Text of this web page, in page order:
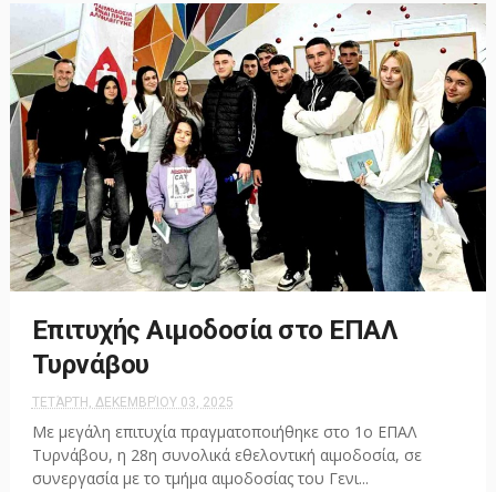
Επιτυχής Αιμοδοσία στο ΕΠΑΛ
Τυρνάβου
ΤΕΤΆΡΤΗ, ΔΕΚΕΜΒΡΊΟΥ 03, 2025
Με μεγάλη επιτυχία πραγματοποιήθηκε στο 1ο ΕΠΑΛ
Τυρνάβου, η 28η συνολικά εθελοντική αιμοδοσία, σε
συνεργασία με το τμήμα αιμοδοσίας του Γενι...